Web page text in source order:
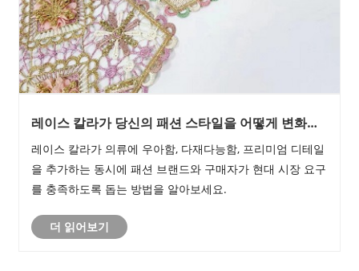
레이스 칼라가 당신의 패션 스타일을 어떻게 변화시
레이스 칼라가 의류에 우아함, 다재다능함, 프리미엄 디테일
을 추가하는 동시에 패션 브랜드와 구매자가 현대 시장 요구
를 충족하도록 돕는 방법을 알아보세요.
더 읽어보기